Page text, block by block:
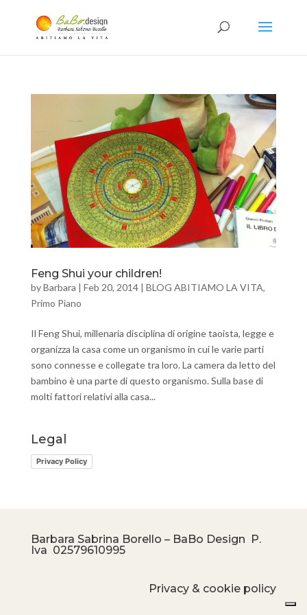
Feng Shui your children!
byBarbara | Feb 20, 2014| BLOG ABITIAMO LA VITA,
Primo Piano
Il Feng Shui, millenaria disciplina di origine taoista, legge e
organizza la casa come un organismo in cui le varie parti
sono connesse e collegate tra loro. La camera da letto del
bambino è una parte di questo organismo. Sulla base di
molti fattori relativi alla casa...
Legal
Privacy Policy
Barbara Sabrina Borello – BaBo Design P.
Iva 02579610995
Privacy & cookie policy